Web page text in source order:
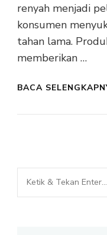
renyah menjadi
konsumen
tahan lama.
memberikan …
BACA
Mencari
Sesuatu?